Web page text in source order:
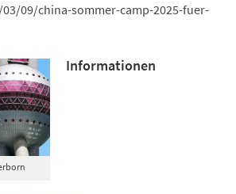
09/china-sommer-camp-2025-fuer-
Informationen